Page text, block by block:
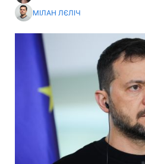
МІЛАН ЛЄЛІЧ